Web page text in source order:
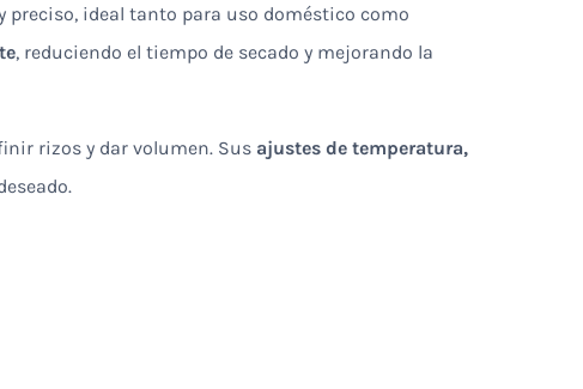
ideal tanto para uso doméstico como
, reduciendo el tiempo de secado y mejorando la
rizos y dar volumen. Sus ajustes de temperatura,